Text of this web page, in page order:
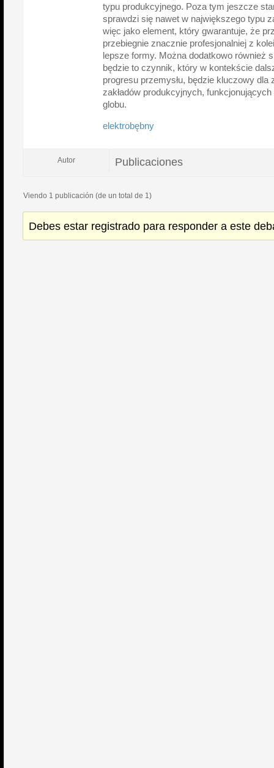
typu produkcyjnego. Poza tym jeszcze
sprawdzi się nawet w największego typu
więc jako element, który gwarantuje, że
przebiegnie znacznie profesjonalniej z
lepsze formy. Można dodatkowo również
będzie to czynnik, który w kontekście
progresu przemysłu, będzie kluczowy
zakładów produkcyjnych,
globu.
elektrobębny
Autor Publicaciones
Viendo 1 publicación (de un total de 1)
Debes estar registrado para responder a este